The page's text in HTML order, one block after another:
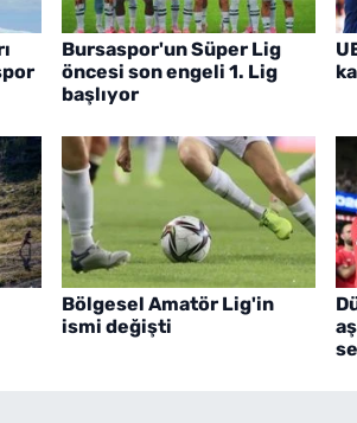
Bursaspor'un Süper Lig
öncesi son engeli 1. Lig
başlıyor
Bölgesel Amatör Lig'in
ismi değişti